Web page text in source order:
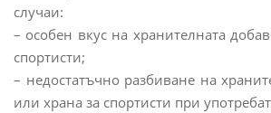
случаи:
– особен вкус на хранителната
спортисти;
– недостатъчно разбиване на
или храна за спортисти при